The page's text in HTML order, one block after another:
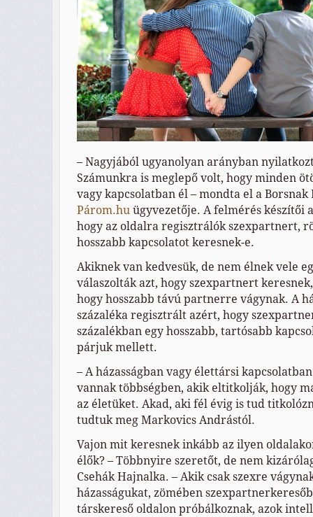
– Nagyjából ugyanolyan arányban
Számunkra is meglepő volt, hogy minden
vagy kapcsolatban él – mondta el a
Párom.hu ügyvezetője. A felmérés készítői
hogy az oldalra regisztrálók szexpartnert,
hosszabb kapcsolatot keresnek-e.
Akiknek van kedvesük, de nem élnek vele
válaszolták azt, hogy szexpartnert
hogy hosszabb távú partnerre vágynak. A
százaléka regisztrált azért, hogy
százalékban egy hosszabb, tartósabb
párjuk mellett.
– A házasságban vagy élettársi
vannak többségben, akik eltitkolják, hogy
az életüket. Akad, aki fél évig is tud
tudtuk meg Markovics Andrástól.
Vajon mit keresnek inkább az ilyen
élők? – Többnyire szeretőt, de nem
Csehák Hajnalka. – Akik csak szexre
házasságukat, zömében
társkereső oldalon próbálkoznak, azok